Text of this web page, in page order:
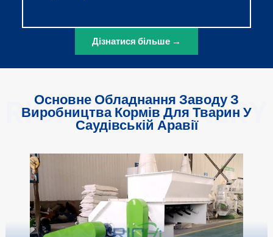
Дізнатися більше →
Основне Обладнання Заводу З
Виробництва Кормів Для Тварин У
Саудівській Аравії